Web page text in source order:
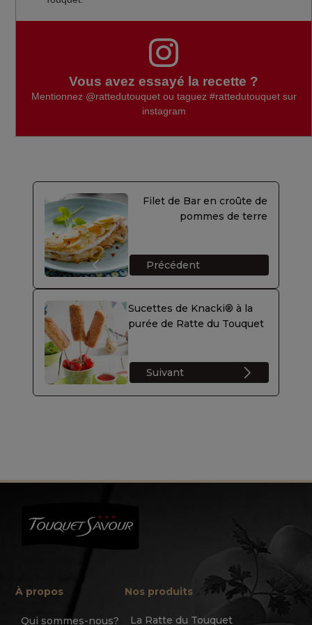
Vous avez essayé la recette ?
Mentionnez @rattedutouquetou taguez #rattedutouquetsur
instagram
Filet de Bar en croûte de
pommes de terre
Précédent
Sucettes de Knacki® à la
purée de Ratte du Touquet
Suivant
À propos
Qui sommes-nous?
Nos produits
La Ratte du Touquet